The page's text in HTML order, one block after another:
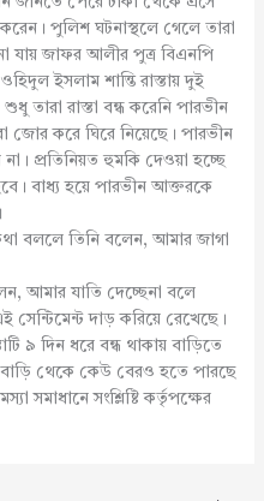
পুলিশ ঘটনাস্থলে গেলে তারা
যায় জাফর আলীর পুত্র বিএনপি
ইসলাম শান্তি রাস্তায় দুই
তারা রাস্তা বন্ধ করেনি পারভীন
জোর করে ঘিরে নিয়েছে। পারভীন
প্রতিনিয়ত হুমকি দেওয়া হচ্ছে
বাধ্য হয়ে পারভীন আক্তরকে
বললে তিনি বলেন, আমার জাগা
আমার যাতি দেচ্ছেনা বলে
সেন্টিমেন্ট দাড় করিয়ে রেখেছে।
৯ দিন ধরে বন্ধ থাকায় বাড়িতে
থেকে কেউ বেরও হতে পারছে
সমাধানে সংশ্লিষ্টি কর্তৃপক্ষের